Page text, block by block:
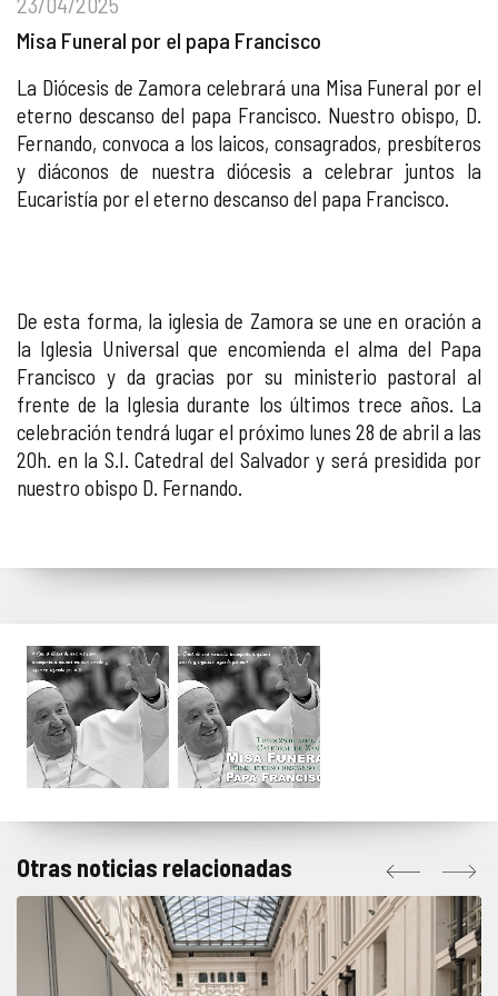
Misa Funeral por el papa Francisco
La Diócesis de Zamora celebrará una Misa Funeral por el
eterno descanso del papa Francisco. Nuestro obispo, D.
Fernando, convoca a los laicos, consagrados, presbíteros
y diáconos de nuestra diócesis a celebrar juntos la
Eucaristía por el eterno descanso del papa Francisco.
De esta forma, la iglesia de Zamora se une en oración a
la Iglesia Universal que encomienda el alma del Papa
Francisco y da gracias por su ministerio pastoral al
frente de la Iglesia durante los últimos trece años. La
celebración tendrá lugar el próximo lunes 28 de abril a las
20h. en la S.I. Catedral del Salvador y será presidida por
nuestro obispo D. Fernando.
Otras noticias relacionadas